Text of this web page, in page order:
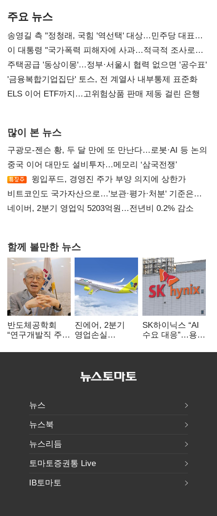
주요 뉴스
송영길 측 "정청래, 국힘 '역선택' 대상…민주당 대표로
총선 지휘 못해"
이 대통령 "국가폭력 피해자에 사과…적극적 조사로
진실 밝혀야"
주택공급 '동상이몽'…정부·서울시 협력 없으면 '공수표'
'금융복합기업집단' 토스, 전 계열사 내부통제 표준화
ELS 이어 ETF까지…고위험상품 판매 제동 걸린 은행
많이 본 뉴스
구광모-젠슨 황, 두 달 만에 또 만난다…로봇·AI 등 논의
중국 이어 대만도 설비투자…메모리 ‘삼국전쟁’
윙입푸드, 경영진 주가 부양 의지에 상한가
비트코인도 국가자산으로…'보관·평가·처분' 기준은
숙제
네이버, 2분기 영업익 5203억원…전년비 0.2% 감소
함께 볼만한 뉴스
반도체공학회
“연구개발직 주
개선해야”
진에어, 2분기
영업손실
상승 여파
SK하이닉스 “AI
수요 대응”…용인
투자
뉴스
뉴스북
뉴스리듬
토마토증권통 Live
IB토마토